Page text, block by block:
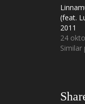
(feat.
2011
24
Similar